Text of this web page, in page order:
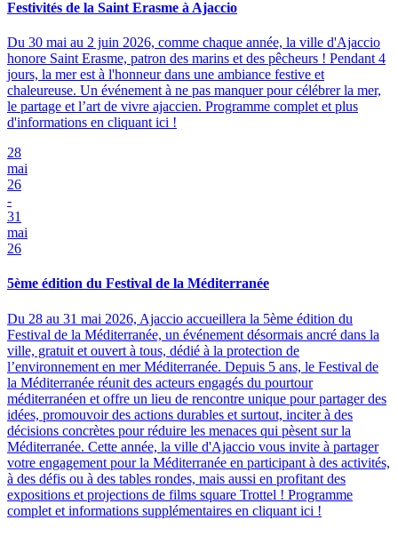
Festivités de la Saint Erasme à Ajaccio
Du 30 mai au 2 juin 2026, comme chaque année, la ville d'Ajaccio
honore Saint Erasme, patron des marins et des pêcheurs ! Pendant 4
jours, la mer est à l'honneur dans une ambiance festive et
chaleureuse. Un événement à ne pas manquer pour célébrer la mer,
le partage et l’art de vivre ajaccien. Programme complet et plus
d'informations en cliquant ici !
28
mai
26
-
31
mai
26
5ème édition du Festival de la Méditerranée
Du 28 au 31 mai 2026, Ajaccio accueillera la 5ème édition du
Festival de la Méditerranée, un événement désormais ancré dans la
ville, gratuit et ouvert à tous, dédié à la protection de
l’environnement en mer Méditerranée. Depuis 5 ans, le Festival de
la Méditerranée réunit des acteurs engagés du pourtour
méditerranéen et offre un lieu de rencontre unique pour partager des
idées, promouvoir des actions durables et surtout, inciter à des
décisions concrètes pour réduire les menaces qui pèsent sur la
Méditerranée. Cette année, la ville d'Ajaccio vous invite à partager
votre engagement pour la Méditerranée en participant à des activités,
à des défis ou à des tables rondes, mais aussi en profitant des
expositions et projections de films square Trottel ! Programme
complet et informations supplémentaires en cliquant ici !